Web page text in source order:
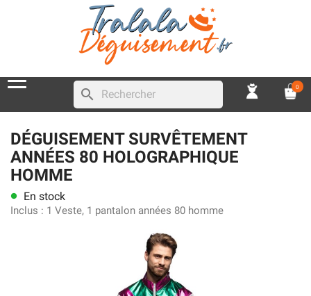
search 0
DÉGUISEMENT SURVÊTEMENT
ANNÉES 80 HOLOGRAPHIQUE
HOMME
lens En stock
Inclus : 1 Veste, 1 pantalon années 80 homme